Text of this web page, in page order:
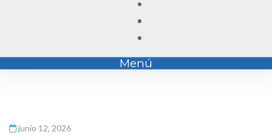
Menú
junio 12, 2026